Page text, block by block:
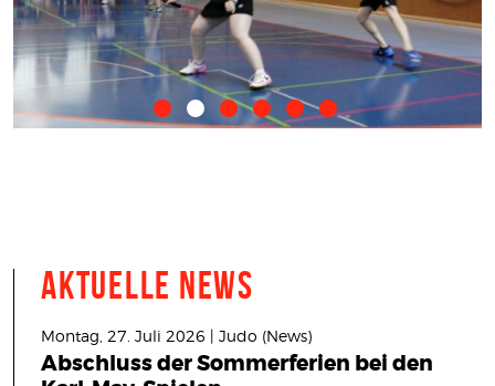
Aktuelle News
Montag, 27. Juli 2026 | Judo (News)
Abschluss der Sommerferien bei den